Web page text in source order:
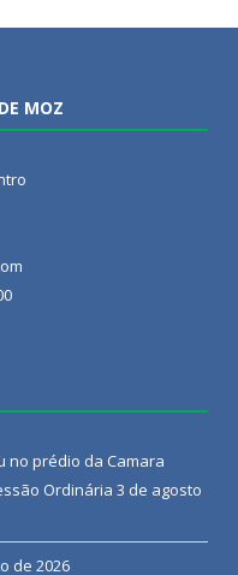
MOZ
no prédio da Camara
Ordinária 3 de agosto
de 2026